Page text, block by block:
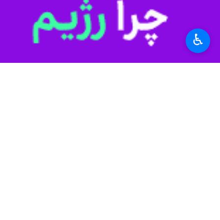
شناسایی ۴۵ مرشد دانش‌آموز در خراسان جنوبی
بیرجند - ایرنا -
♿︎